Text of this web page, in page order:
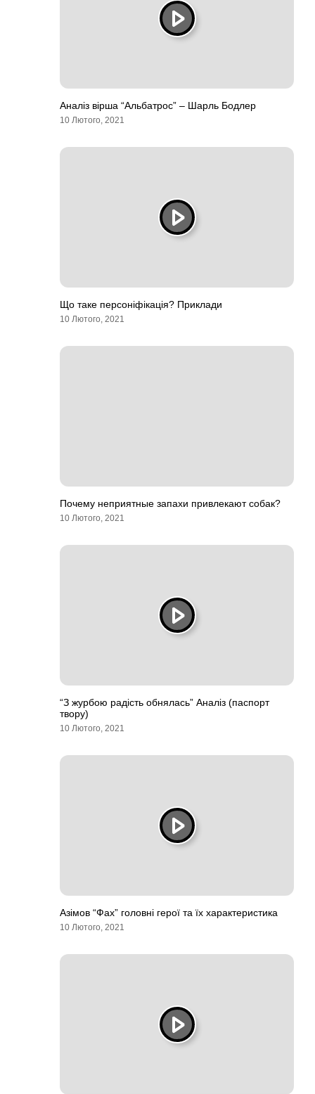
Аналіз вірша “Альбатрос” – Шарль Бодлер
10 Лютого, 2021
Що таке персоніфікація? Приклади
10 Лютого, 2021
Почему неприятные запахи привлекают собак?
10 Лютого, 2021
“З журбою радість обнялась” Аналіз (паспорт
твору)
10 Лютого, 2021
Азімов “Фах” головні герої та їх характеристика
10 Лютого, 2021